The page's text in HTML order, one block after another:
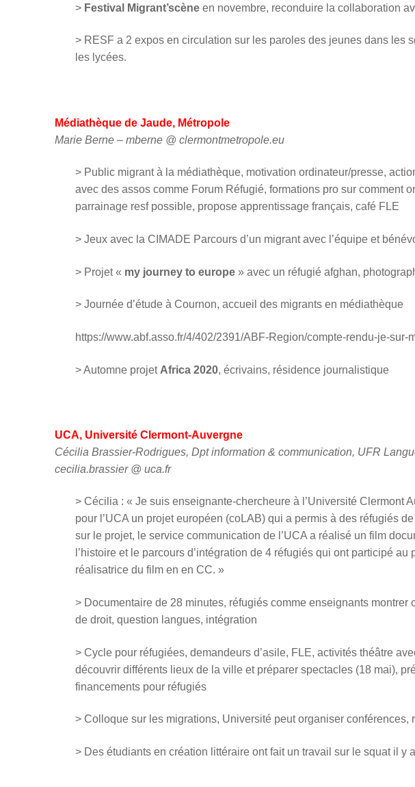
> Festival Migrant’scène en novembre, reconduire la collaboration
> RESF a 2 expos en circulation sur les paroles des jeunes dans les
les lycées.
Médiathèque de Jaude, Métropole
Marie Berne – mberne @ clermontmetropole.eu
> Public migrant à la médiathèque, motivation ordinateur/presse,
avec des assos comme Forum Réfugié, formations pro sur comment
parrainage resf possible, propose apprentissage français, café FLE
> Jeux avec la CIMADE Parcours d’un migrant avec l’équipe et
> Projet « my journey to europe » avec un réfugié afghan,
> Journée d’étude à Cournon, accueil des migrants en médiathèque
https://www.abf.asso.fr/4/402/2391/ABF-Region/compte-rendu-je-
> Automne projet Africa 2020, écrivains, résidence journalistique
UCA, Université Clermont-Auvergne
Cécilia Brassier-Rodrigues, Dpt information & communication, UFR
cecilia.brassier @ uca.fr
> Cécilia : « Je suis enseignante-chercheure à l’Université Clermont
pour l’UCA un projet européen (coLAB) qui a permis à des réfugiés
sur le projet, le service communication de l’UCA a réalisé un film
l’histoire et le parcours d’intégration de 4 réfugiés qui ont participé
réalisatrice du film en en CC. »
> Documentaire de 28 minutes, réfugiés comme enseignants
de droit, question langues, intégration
> Cycle pour réfugiées, demandeurs d’asile, FLE, activités théâtre
découvrir différents lieux de la ville et préparer spectacles (18 mai),
financements pour réfugiés
> Colloque sur les migrations, Université peut organiser conférences,
> Des étudiants en création littéraire ont fait un travail sur le squat il y